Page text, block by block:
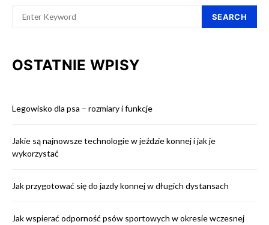
SEARCH
OSTATNIE WPISY
Legowisko dla psa – rozmiary i funkcje
Jakie są najnowsze technologie w jeździe konnej i jak je
wykorzystać
Jak przygotować się do jazdy konnej w długich dystansach
Jak wspierać odporność psów sportowych w okresie wczesnej